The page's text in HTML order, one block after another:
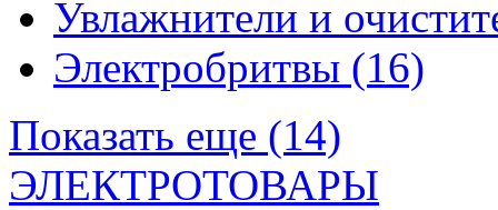
Увлажнители и
Электробритвы (16)
Показать еще (14)
ЭЛЕКТРОТОВАРЫ